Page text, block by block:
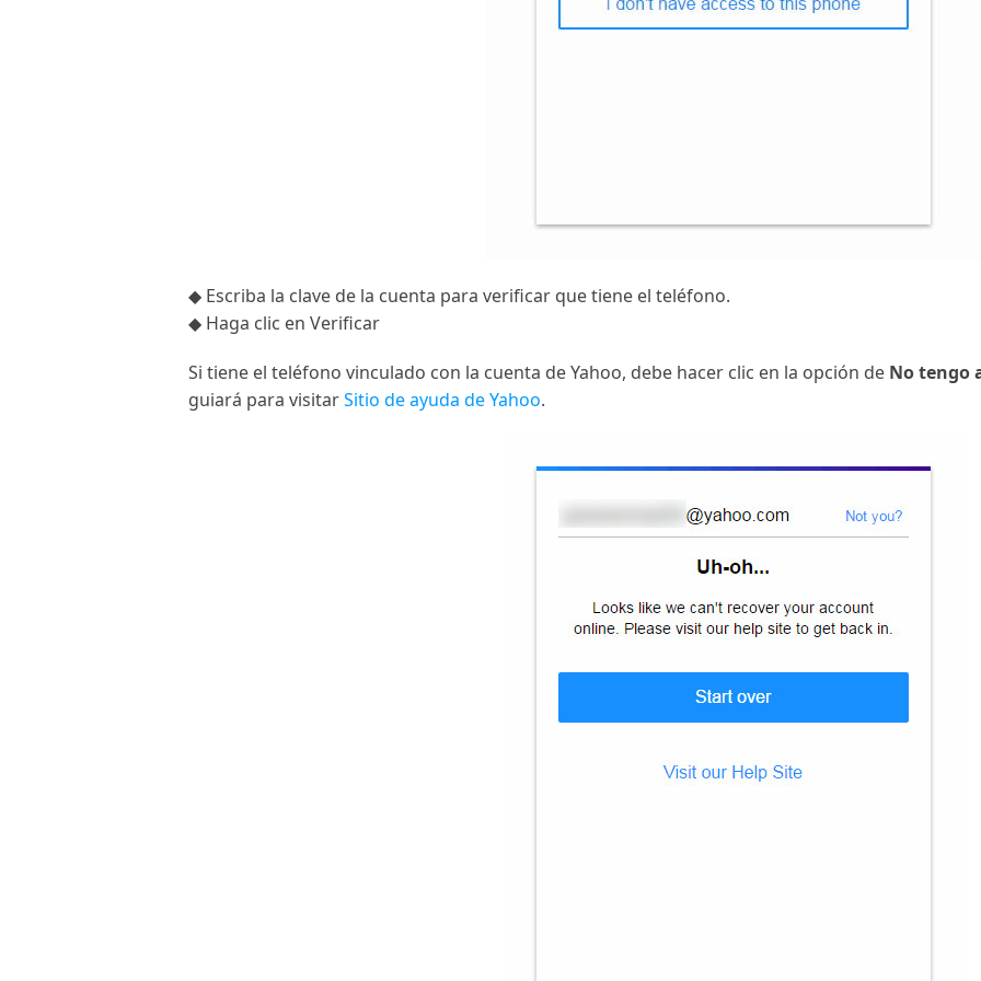
◆ Escriba la clave de la cuenta para verificar que tiene el teléfono.
◆ Haga clic en Verificar
Si tiene el teléfono vinculado con la cuenta de Yahoo, debe hacer clic en la opción de No tengo
guiará para visitarSitio de ayuda de Yahoo.